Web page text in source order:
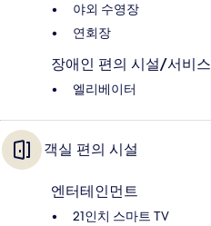
야외 수영장
연회장
장애인 편의 시설/서비스
엘리베이터
객실 편의 시설
엔터테인먼트
21인치 스마트 TV